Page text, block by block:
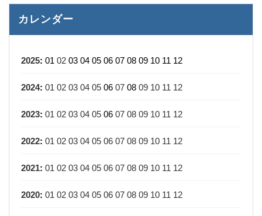
カレンダー
2025: 01 02 03 04 05 06 07 08 09 10 11 12
2024: 01 02 03 04 05 06 07 08 09 10 11 12
2023: 01 02 03 04 05 06 07 08 09 10 11 12
2022: 01 02 03 04 05 06 07 08 09 10 11 12
2021: 01 02 03 04 05 06 07 08 09 10 11 12
2020: 01 02 03 04 05 06 07 08 09 10 11 12